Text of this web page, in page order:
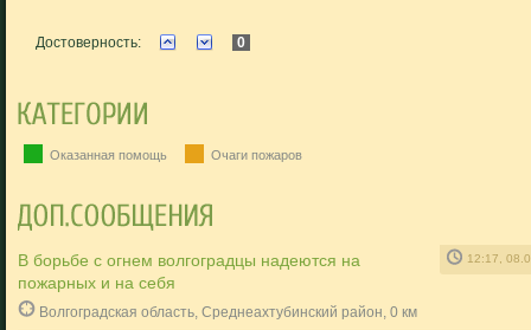
Достоверность: 0
Оказанная помощь Очаги пожаров
В борьбе с огнем волгоградцы надеются на
пожарных и на себя
12:17,
Волгоградская область, Среднеахтубинский район, 0 км